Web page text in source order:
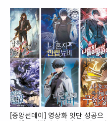
[중앙선데이] 영상화 잇단 성공으